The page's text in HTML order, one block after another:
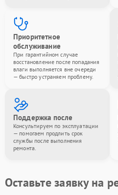
Приоритетное
обслуживание
При гарантийном случае
восстановление после попадания
влаги выполняется вне очереди
— быстро устраняем проблему.
Поддержка после
Консультируем по эксплуатации
— помогаем продлить срок
службы после выполнения
ремонта.
Оставьте заявку на